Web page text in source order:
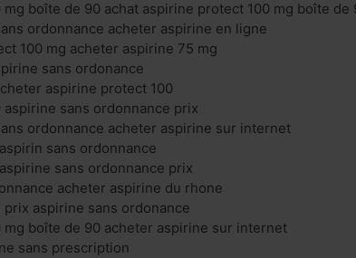
boîte de 90 achat aspirine protect 100 mg boîte de
ordonnance acheter aspirine en ligne
100 mg acheter aspirine 75 mg
sans ordonance
aspirine protect 100
sans ordonnance prix
ordonnance acheter aspirine sur internet
sans ordonnance
sans ordonnance prix
acheter aspirine du rhone
aspirine sans ordonance
mg boîte de 90 acheter aspirine sur internet
sans prescription